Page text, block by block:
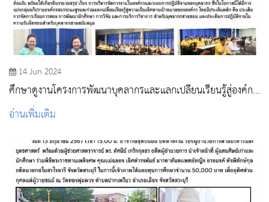
14 Jun 2024
ศึกษาดูงานโครงการพัฒนาบุคลากรและแลกเปลี่ยนเรียนรู้สู่องค์กร
สมรรถนะสูง ณ วิทยาลัยพยาบาลพระปกเกล้า จันทบุรี
อ่านเพิ่มเติม